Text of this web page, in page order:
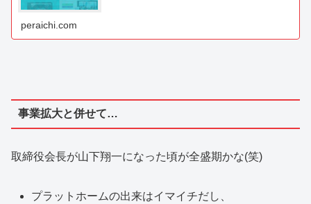
peraichi.com
事業拡大と併せて…
取締役会長が山下翔一になった頃が全盛期かな(笑)
プラットホームの出来はイマイチだし、